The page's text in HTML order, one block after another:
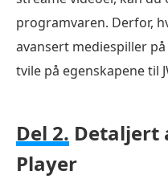
programvaren. Derfor,
avansert mediespiller
tvile på egenskapene til
Del 2. Detaljert
Player